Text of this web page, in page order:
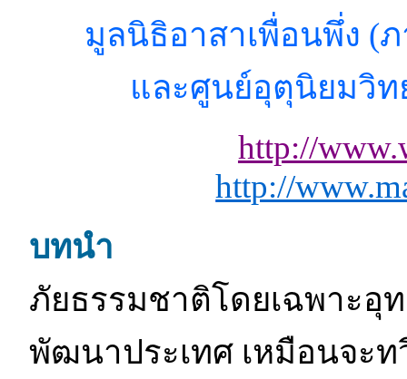
มูลนิธิอาสาเพื่อนพึ่ง (
และศูนย์อุตุนิยมวิท
http://
http://
บทนำ
ภัยธรรมชาติโดยเฉพาะอุ
พัฒนาประเทศ เหมือนจะ